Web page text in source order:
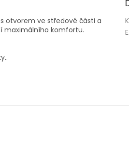
otvorem ve středové části a
maximálního komfortu.